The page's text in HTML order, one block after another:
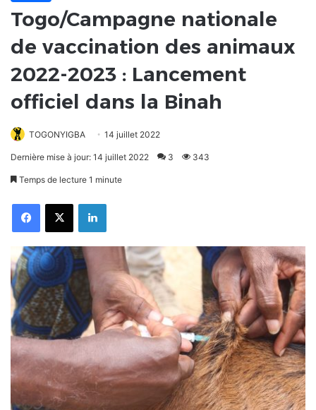
Togo/Campagne nationale
de vaccination des animaux
2022-2023 : Lancement
officiel dans la Binah
TOGONYIGBA 14 juillet 2022
Dernière mise à jour: 14 juillet 2022 3 343
Temps de lecture 1 minute
FacebookX Linkedin